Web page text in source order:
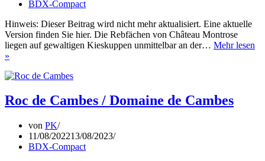
BDX-Compact
Hinweis: Dieser Beitrag wird nicht mehr aktualisiert. Eine aktuelle
Version finden Sie hier. Die Rebfächen von Château Montrose
liegen auf gewaltigen Kieskuppen unmittelbar an der… Mehr lesen
»
Roc de Cambes / Domaine de Cambes
von PK
11/08/202213/08/2023
BDX-Compact